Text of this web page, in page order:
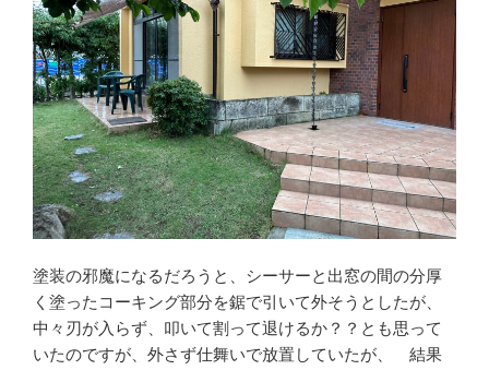
塗装の邪魔になるだろうと、シーサーと出窓の間の分厚
く塗ったコーキング部分を鋸で引いて外そうとしたが、
中々刃が入らず、叩いて割って退けるか？？とも思って
いたのですが、外さず仕舞いで放置していたが、 結果